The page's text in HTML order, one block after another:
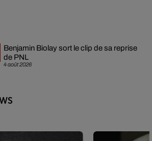
4 août 2026
Benjamin Biolay sort le clip de sa reprise
de PNL